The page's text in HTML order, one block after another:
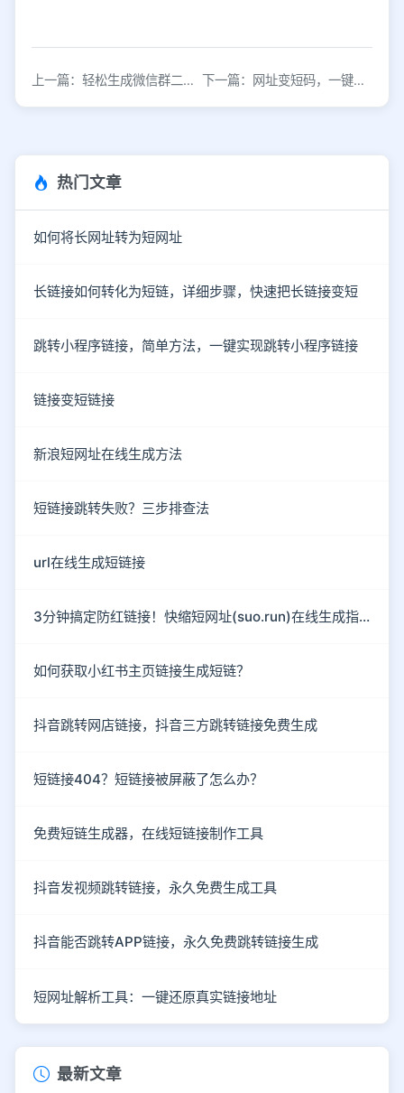
上一篇：轻松生成微信群二维码活码，高效管理社群成员 下一篇：网址变短码，一键生成工具
热门文章
如何将长网址转为短网址
长链接如何转化为短链，详细步骤，快速把长链接变短
跳转小程序链接，简单方法，一键实现跳转小程序链接
链接变短链接
新浪短网址在线生成方法
短链接跳转失败？三步排查法
url在线生成短链接
3分钟搞定防红链接！快缩短网址(suo.run)在线生成指南
如何获取小红书主页链接生成短链？
抖音跳转网店链接，抖音三方跳转链接免费生成
短链接404？短链接被屏蔽了怎么办？
免费短链生成器，在线短链接制作工具
抖音发视频跳转链接，永久免费生成工具
抖音能否跳转APP链接，永久免费跳转链接生成
短网址解析工具：一键还原真实链接地址
最新文章